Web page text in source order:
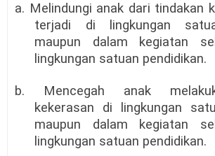
a. Melindungi anak dari tindakan
terjadi di lingkungan
maupun dalam kegiatan
lingkungan satuan pendidikan.
b. Mencegah anak
kekerasan di lingkungan
maupun dalam kegiatan
lingkungan satuan pendidikan.